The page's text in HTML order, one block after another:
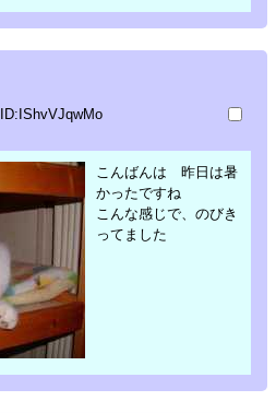
ID:IShvVJqwMo
こんばんは 昨日は暑
かったですね
こんな感じで、のびき
ってました